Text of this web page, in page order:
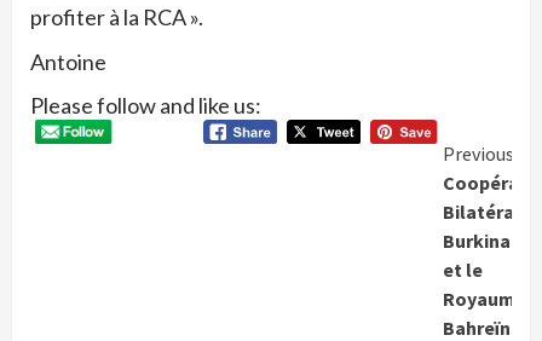
profiter à la RCA ».
Antoine
Please follow and like us:
Previous
Bilatérale:
Burkina-
et le
Royaume
Bahreïn en